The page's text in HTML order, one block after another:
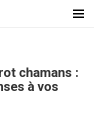
chamans :
à vos